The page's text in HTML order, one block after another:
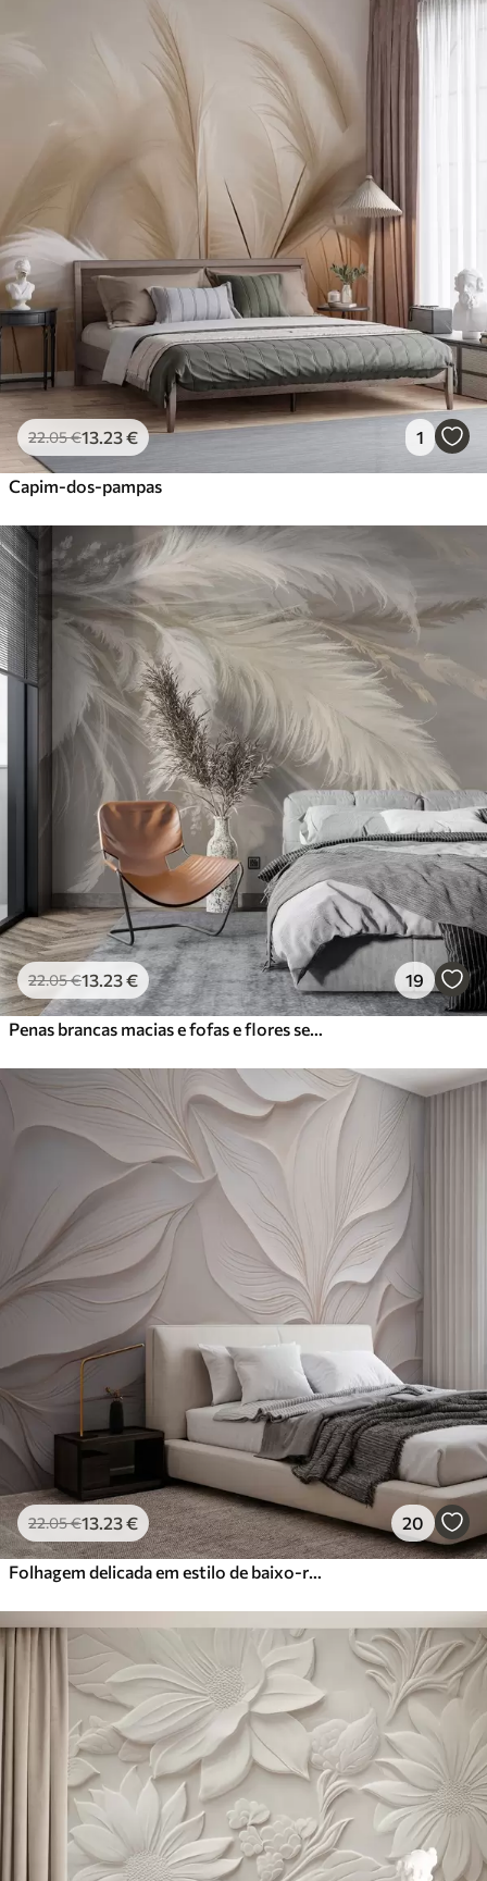
22.05€13 .23€ 1
Capim-dos-pampas
22.05€13 .23€ 19
22.05€13 .23€ 20